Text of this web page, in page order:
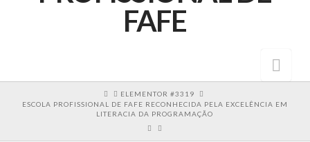
HOMEELEMENTOR #3319
ESCOLA PROFISSIONAL DE FAFE RECONHECIDA PELA EXCELÊNCIA EM
LITERACIA DA PROGRAMAÇÃO